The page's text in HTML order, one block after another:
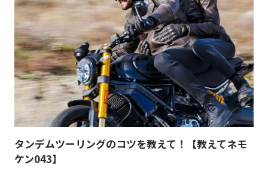
タンデムツーリングのコツを教えて！【教えてネモ
ケン043】